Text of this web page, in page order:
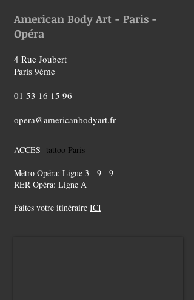
American Body Art - Paris -
Opéra
4 Rue Joubert
Paris 9ème
01 53 16 15 96
opera@americanbodyart.fr
ACCES tattoo Paris
Métro Opéra: Ligne 3 - 9 - 9
RER Opéra: Ligne A
Faites votre itinéraire ICI